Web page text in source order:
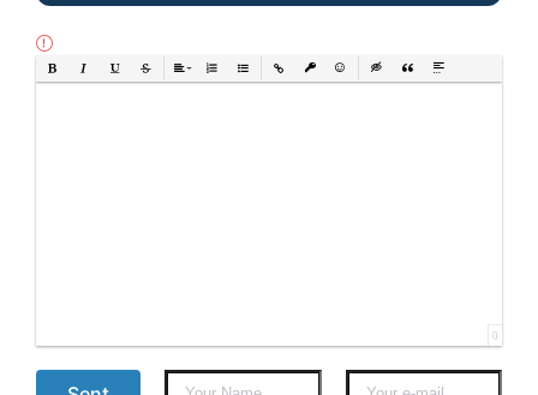
Bold Italic UnderlineStrikethrough
AlignOrdered List
Unordered List
Insert LinkInsert protected link
EmoticonsInsert hidden text
Insert Quote
Insert spoiler
0